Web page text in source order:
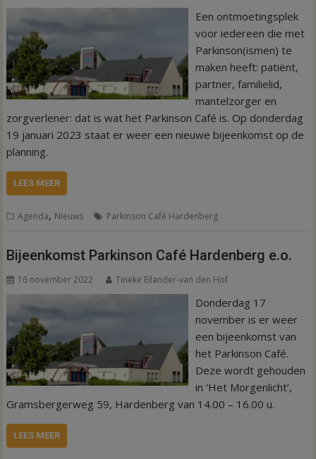
Een ontmoetingsplek
voor iedereen die met
Parkinson(ismen) te
maken heeft: patiënt,
partner, familielid,
mantelzorger en
zorgverlener: dat is wat het Parkinson Café is. Op donderdag
19 januari 2023 staat er weer een nieuwe bijeenkomst op de
planning.
LEES MEER
Agenda, Nieuws Parkinson Café Hardenberg
Bijeenkomst Parkinson Café Hardenberg e.o.
16 november 2022 Tineke Eilander-van den Hof
Donderdag 17
november is er weer
een bijeenkomst van
het Parkinson Café.
Deze wordt gehouden
in ‘Het Morgenlicht’,
Gramsbergerweg 59, Hardenberg van 14.00 – 16.00 u.
LEES MEER